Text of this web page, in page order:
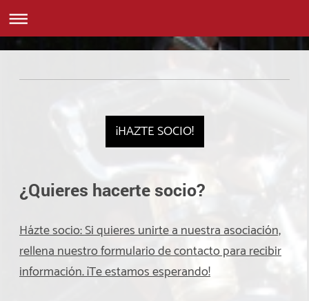
¡HAZTE SOCIO!
¿Quieres hacerte socio?
Házte socio: Si quieres unirte a nuestra asociación,
rellena nuestro formulario de contacto para recibir
información. ¡Te estamos esperando!